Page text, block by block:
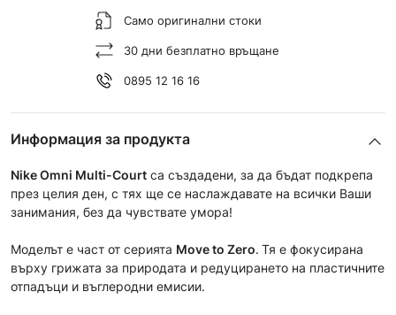
Само оригинални стоки
30 дни безплатно връщане
0895 12 16 16
Информация за продукта
Nike Omni Multi-Court са създадени, за да бъдат подкрепа
през целия ден, с тях ще се наслаждавате на всички Ваши
занимания, без да чувствате умора!
Моделът е част от сериятa Move to Zero. Тя е фокусирана
върху грижата за природата и редуцирането на пластичните
отпадъци и въглеродни емисии.